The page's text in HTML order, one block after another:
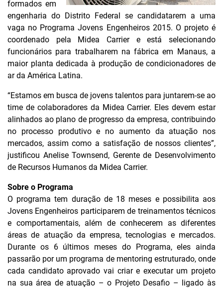
formados em
engenharia do Distrito Federal se candidatarem a uma
vaga no Programa Jovens Engenheiros 2015. O projeto é
coordenado pela Midea Carrier e está selecionando
funcionários para trabalharem na fábrica em Manaus, a
maior planta dedicada à produção de condicionadores de
ar da América Latina.
“Estamos em busca de jovens talentos para juntarem-se ao
time de colaboradores da Midea Carrier. Eles devem estar
alinhados ao plano de progresso da empresa, contribuindo
no processo produtivo e no aumento da atuação nos
mercados, assim como a satisfação de nossos clientes”,
justificou Anelise Townsend, Gerente de Desenvolvimento
de Recursos Humanos da Midea Carrier.
Sobre o Programa
O programa tem duração de 18 meses e possibilita aos
Jovens Engenheiros participarem de treinamentos técnicos
e comportamentais, além de conhecerem as diferentes
áreas de atuação da empresa, tecnologias e mercados.
Durante os 6 últimos meses do Programa, eles ainda
passarão por um programa de mentoring estruturado, onde
cada candidato aprovado vai criar e executar um projeto
na sua área de atuação – o Projeto Desafio – ligado às